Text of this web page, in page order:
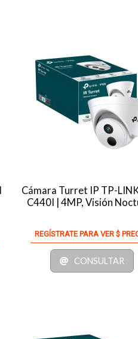
Cámara Turret IP TP-
C440I | 4MP, Visión
REGÍSTRATE PARA VER $
CONSULTAR